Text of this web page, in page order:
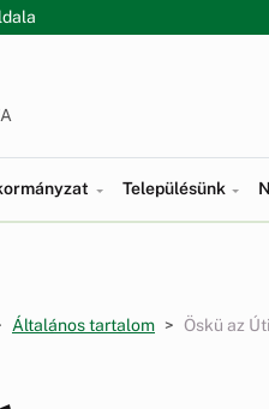
Településünk
Általános tartalom Öskü az